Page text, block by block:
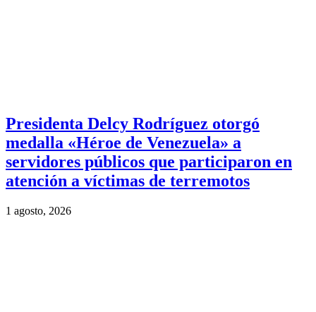
Presidenta Delcy Rodríguez otorgó
medalla «Héroe de Venezuela» a
servidores públicos que participaron en
atención a víctimas de terremotos
1 agosto, 2026